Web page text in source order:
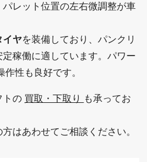
パレット位置の左右微調整が車
イヤを装備しており、パンクリ
稼働に適しています。パワー
性も良好です。
トの 買取・下取り
も承ってお
はあわせてご相談ください。